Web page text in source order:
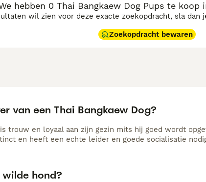
hebben 0 Thai Bangkaew Dog Pups te koop
wil zien voor deze exacte zoekopdracht, sla dan
Zoekopdracht bewaren
van een Thai Bangkaew Dog?
is trouw en loyaal aan zijn gezin mits hij goed wordt
en heeft een echte leider en goede socialisatie
hond?